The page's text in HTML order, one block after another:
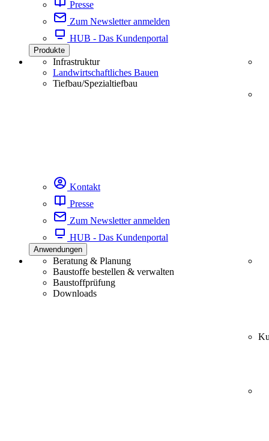
Presse
Zum Newsletter anmelden
HUB - Das Kundenportal
Produkte
Infrastruktur
Landwirtschaftliches Bauen
Tiefbau/Spezialtiefbau
Kontakt
Presse
Zum Newsletter anmelden
HUB - Das Kundenportal
Anwendungen
Beratung & Planung
Baustoffe bestellen & verwalten
Baustoffprüfung
Downloads